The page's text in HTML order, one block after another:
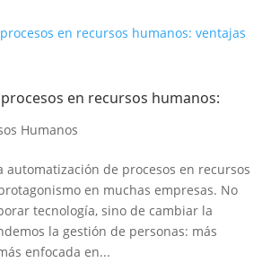
en recursos humanos:
Humanos
automatización de procesos en recursos
en muchas empresas. No
tecnología, sino de cambiar la
la gestión de personas: más
enfocada en...